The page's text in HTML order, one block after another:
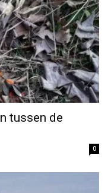
tussen de
0